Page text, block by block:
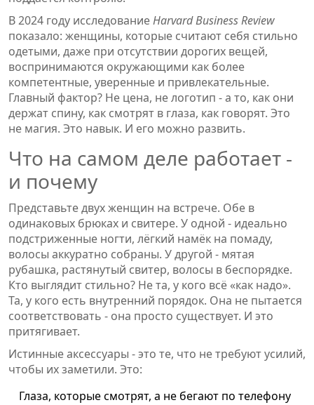
В 2024 году исследованиеHarvard Business Review
показало: женщины, которые считают себя стильно
одетыми, даже при отсутствии дорогих вещей,
воспринимаются окружающими как более
компетентные, уверенные и привлекательные.
Главный фактор? Не цена, не логотип - а то, как они
держат спину, как смотрят в глаза, как говорят. Это
не магия. Это навык. И его можно развить.
Что на самом деле работает -
и почему
Представьте двух женщин на встрече. Обе в
одинаковых брюках и свитере. У одной - идеально
подстриженные ногти, лёгкий намёк на помаду,
волосы аккуратно собраны. У другой - мятая
рубашка, растянутый свитер, волосы в беспорядке.
Кто выглядит стильно? Не та, у кого всё «как надо».
Та, у кого есть внутренний порядок. Она не пытается
соответствовать - она просто существует. И это
притягивает.
Истинные аксессуары - это те, что не требуют усилий,
чтобы их заметили. Это:
Глаза, которые смотрят, а не бегают по телефону